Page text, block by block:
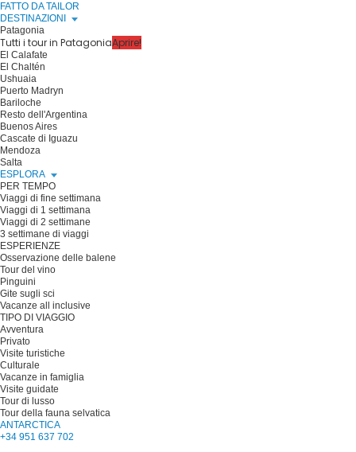
FATTO DA TAILOR
DESTINAZIONI
Patagonia
Tutti i tour in PatagoniaAprire!
El Calafate
El Chaltén
Ushuaia
Puerto Madryn
Bariloche
Resto dell'Argentina
Buenos Aires
Cascate di Iguazu
Mendoza
Salta
ESPLORA
PER TEMPO
Viaggi di fine settimana
Viaggi di 1 settimana
Viaggi di 2 settimane
3 settimane di viaggi
ESPERIENZE
Osservazione delle balene
Tour del vino
Pinguini
Gite sugli sci
Vacanze all inclusive
TIPO DI VIAGGIO
Avventura
Privato
Visite turistiche
Culturale
Vacanze in famiglia
Visite guidate
Tour di lusso
Tour della fauna selvatica
ANTARCTICA
+34 951 637 702